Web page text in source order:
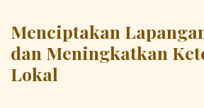
Menciptakan
dan Meningkatkan
Lokal